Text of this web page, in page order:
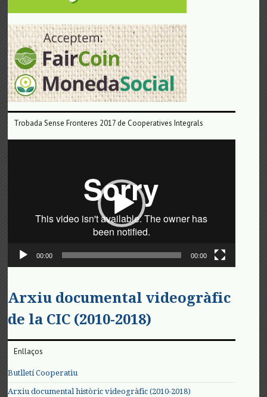
Trobada Sense Fronteres 2017 de Cooperatives Integrals
00:00 00:00
Arxiu documental videogràfic
de la CIC (2010-2018)
Enllaços
Butlletí Cooperatiu
Arxiu documental històric videogràfic (2010-2018)